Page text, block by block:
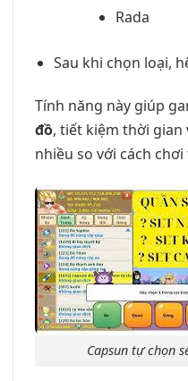
Rada
Sau khi chọn loại,
Tính năng này giúp
đồ, tiết kiệm thời
nhiều so với cách
Capsun tự chọn